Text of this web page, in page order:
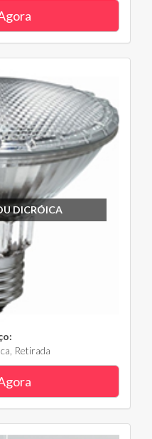
DICRÓICA
Retirada